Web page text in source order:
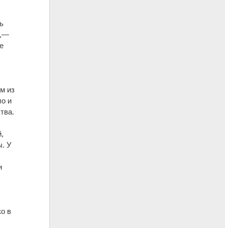
из
и
У
в